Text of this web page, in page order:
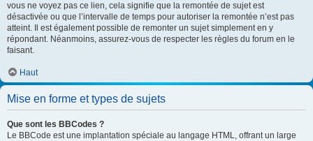
vous ne voyez pas ce lien, cela signifie que la remontée de sujet est
désactivée ou que l’intervalle de temps pour autoriser la remontée n’est pas
atteint. Il est également possible de remonter un sujet simplement en y
répondant. Néanmoins, assurez-vous de respecter les règles du forum en le
faisant.
Haut
Mise en forme et types de sujets
Que sont les BBCodes ?
Le BBCode est une implantation spéciale au langage HTML, offrant un large